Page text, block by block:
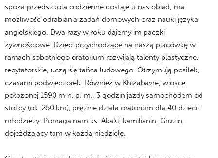
spoza przedszkola codzienne dostaje u nas obiad, ma
możliwość odrabiania zadań domowych oraz nauki języka
angielskiego. Dwa razy w roku dajemy im paczki
żywnościowe. Dzieci przychodzące na naszą placówkę w
ramach sobotniego oratorium rozwijają talenty plastyczne,
recytatorskie, uczą się tańca ludowego. Otrzymują posiłek,
czasami podwieczorek. Również w Khizabavre, wiosce
położonej 1590 m n. p. m., 3 godzin jazdy samochodem od
stolicy (ok. 250 km), prężnie działa oratorium dla 40 dzieci i
młodzieży. Pomaga nam ks. Akaki, kamilianin, Gruzin,
dojeżdżający tam w każdą niedzielę.